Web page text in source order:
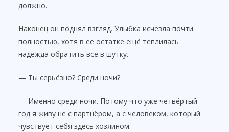
должно.
Наконец он поднял взгляд. Улыбка исчезла почти
полностью, хотя в её остатке ещё теплилась
надежда обратить всё в шутку.
— Ты серьёзно? Среди ночи?
— Именно среди ночи. Потому что уже четвёртый
год я живу не с партнёром, а с человеком, который
чувствует себя здесь хозяином.